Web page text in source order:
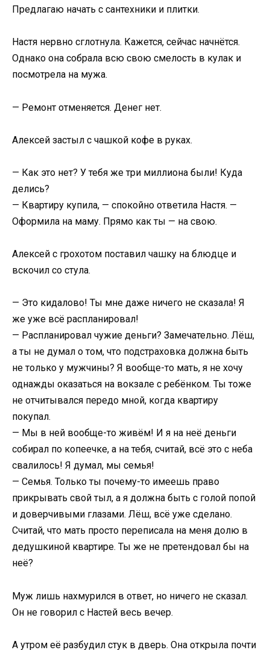
Предлагаю начать с сантехники и плитки.
Настя нервно сглотнула. Кажется, сейчас начнётся.
Однако она собрала всю свою смелость в кулак и
посмотрела на мужа.
— Ремонт отменяется. Денег нет.
Алексей застыл с чашкой кофе в руках.
— Как это нет? У тебя же три миллиона были! Куда
делись?
— Квартиру купила, — спокойно ответила Настя. —
Оформила на маму. Прямо как ты — на свою.
Алексей с грохотом поставил чашку на блюдце и
вскочил со стула.
— Это кидалово! Ты мне даже ничего не сказала! Я
же уже всё распланировал!
— Распланировал чужие деньги? Замечательно. Лёш,
а ты не думал о том, что подстраховка должна быть
не только у мужчины? Я вообще-то мать, я не хочу
однажды оказаться на вокзале с ребёнком. Ты тоже
не отчитывался передо мной, когда квартиру
покупал.
— Мы в ней вообще-то живём! И я на неё деньги
собирал по копеечке, а на тебя, считай, всё это с неба
свалилось! Я думал, мы семья!
— Семья. Только ты почему-то имеешь право
прикрывать свой тыл, а я должна быть с голой попой
и доверчивыми глазами. Лёш, всё уже сделано.
Считай, что мать просто переписала на меня долю в
дедушкиной квартире. Ты же не претендовал бы на
неё?
Муж лишь нахмурился в ответ, но ничего не сказал.
Он не говорил с Настей весь вечер.
А утром её разбудил стук в дверь. Она открыла почти